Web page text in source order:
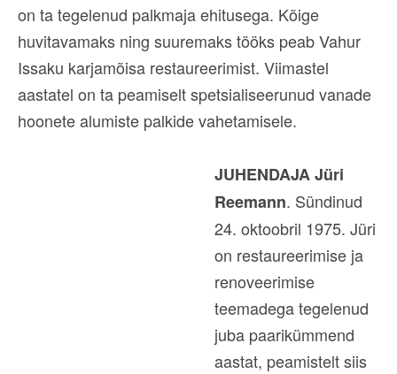
on ta tegelenud palkmaja ehitusega. Kõige
huvitavamaks ning suuremaks tööks peab Vahur
Issaku karjamõisa restaureerimist. Viimastel
aastatel on ta peamiselt spetsialiseerunud vanade
hoonete alumiste palkide vahetamisele.
JUHENDAJA Jüri
Reemann. Sündinud
24. oktoobril 1975. Jüri
on restaureerimise ja
renoveerimise
teemadega tegelenud
juba paarikümmend
aastat, peamistelt siis